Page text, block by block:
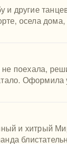
другие
осела дома,
поехала,
и хитрый